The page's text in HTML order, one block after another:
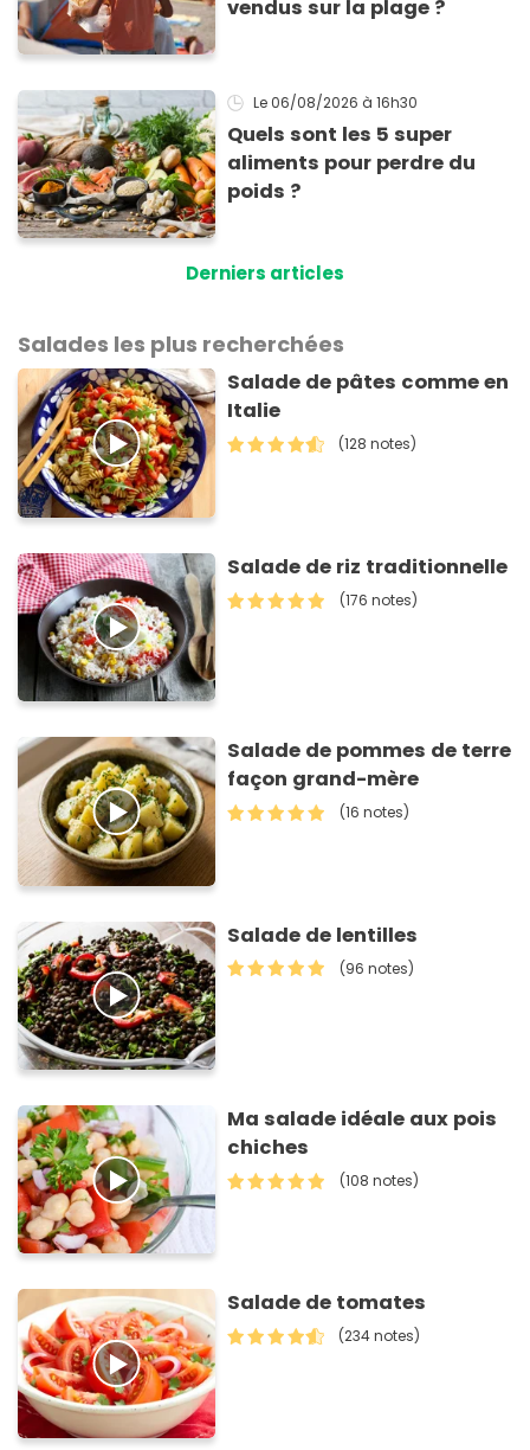
vendus sur la plage ?
Le 06/08/2026 à 16h30
Quels sont les 5 super
aliments pour perdre du
poids ?
Derniers articles
Salades les plus recherchées
Salade de pâtes comme en
Italie
(128 notes)
Salade de riz traditionnelle
(176 notes)
Salade de pommes de terre
façon grand-mère
(16 notes)
Salade de lentilles
(96 notes)
Ma salade idéale aux pois
chiches
(108 notes)
Salade de tomates
(234 notes)